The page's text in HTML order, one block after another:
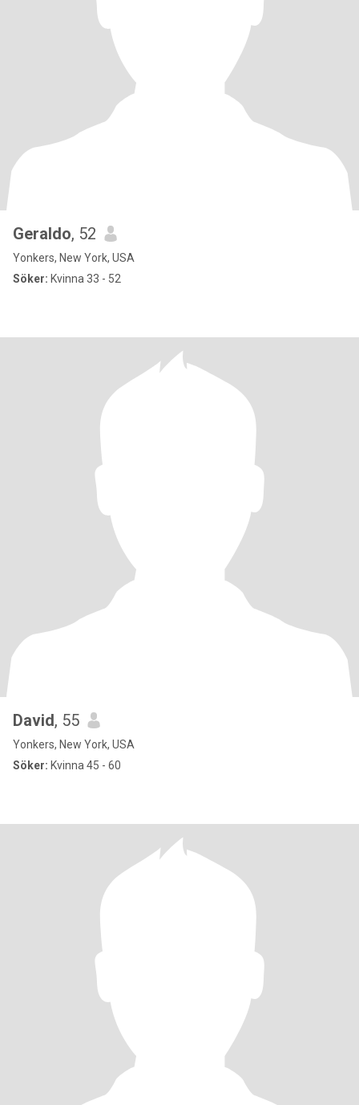
Geraldo, 52
Yonkers, New York, USA
Söker: Kvinna 33 - 52
David, 55
Yonkers, New York, USA
Söker: Kvinna 45 - 60